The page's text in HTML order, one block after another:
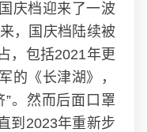
庆档迎来了一波
，国庆档陆续被
，包括2021年更
的《长津湖》，
”。然而后面口罩
到2023年重新步